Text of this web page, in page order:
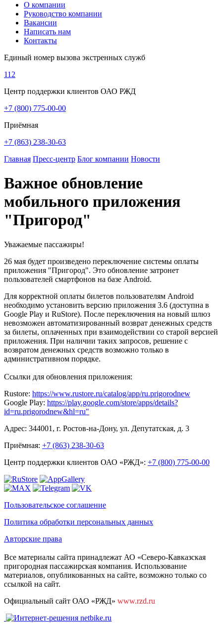
О компании
Руководство компании
Вакансии
Написать нам
Контакты
Единый номер вызова экстренных служб
112
Центр поддержки клиентов ОАО РЖД
+7 (800) 775-00-00
Приёмная
+7 (863) 238-30-63
Главная Пресс-центр Блог компании Новости
Важное обновление
мобильного приложения
"Пригород"
Уважаемые пассажиры!
26 мая будет произведено переключение системы оплаты
приложения "Пригород". Это обновление затронет
пользователей смартфонов на базе Android.
Для корректной оплаты билетов пользователям Android
необходимо установить версию приложения 3.6 (доступна в
Google Play и RuStore). После переключения на новый шлюз
невозможен автоматизированный возврат денежных средств
за билеты, оплаченных при взаимодействии со старой версией
приложения. При наличии таких запросов, решение с
возвратом денежных средств возможно только в
административном порядке.
Ссылки для обновления приложения:
Rustore: https://www.rustore.ru/catalog/app/ru.prigorodnew
Google Play: https://play.google.com/store/apps/details?
id=ru.prigorodnew&hl=ru"
Адрес: 344001, г. Ростов-на-Дону, ул. Депутатская, д. 3
Приёмная: +7 (863) 238-30-63
Центр поддержки клиентов ОАО «РЖД»: +7 (800) 775-00-00
Пользовательское соглашение
Политика обработки персональных данных
Авторские права
Все материалы сайта принадлежат АО «Северо-Кавказская
пригородная пассажирская компания. Использование
материалов, опубликованных на сайте, возможно только со
ссылкой на сайт.
Официальный сайт ОАО «РЖД» www.rzd.ru